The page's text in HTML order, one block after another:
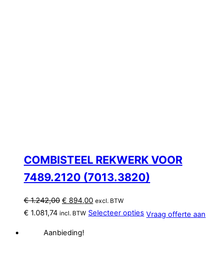
COMBISTEEL REKWERK VOOR
7489.2120 (7013.3820)
€1.242,00 Oorspronkelijke
prijs
€ 1.242,00.
€ 894,00Huidige
prijs
excl. BTW
€ 1.081,74 incl. BTW Selecteer opties Vraag offerte aan
Aanbieding!